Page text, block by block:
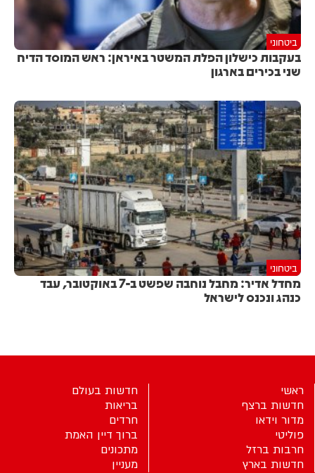
ביטחוני
בעקבות כישלון הפלת המשטר באיראן: ראש המוסד הדיח
שני בכירים בארגון
ביטחוני
מחדל אדיר: מחבל נוחבה שפשט ב-7 באוקטובר, עבד
כנהג ונכנס לישראל
ראשי
חדשות ברצף
מדור וידאו
פוליטי
חרבות ברזל
חדשות בארץ
חדשות בעולם
בריאות
חרדים
ברוך דיין האמת
מתכונים
מעניין